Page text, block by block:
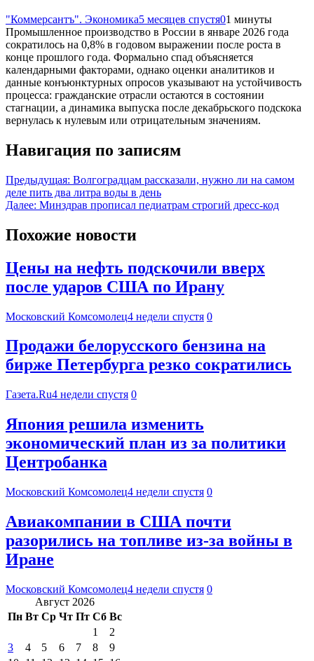
"Коммерсантъ". Экономика5 месяцев спустя01 минуты
Промышленное производство в России в январе 2026 года
сократилось на 0,8% в годовом выражении после роста в
конце прошлого года. Формально спад объясняется
календарными факторами, однако оценки аналитиков и
данные конъюнктурных опросов указывают на устойчивость
процесса: гражданские отрасли остаются в состоянии
стагнации, а динамика выпуска после декабрьского подскока
вернулась к нулевым или отрицательным значениям.
Навигация по записям
Предыдущая: Волгоградцам рассказали, нужно ли на самом
деле пить два литра воды в день
Далее: Минздрав прописал педиатрам строгий дресс-код
Похожие новости
Цены на нефть подскочили вверх
после ударов США по Ирану
Московский Комсомолец4 недели спустя 0
Продажи белорусского бензина на
бирже Петербурга резко сократились
Газета.Ru4 недели спустя 0
Япония решила изменить
экономический план из за политики
Центробанка
Московский Комсомолец4 недели спустя 0
Авиакомпании в США почти
разорились на топливе из-за войны в
Иране
Московский Комсомолец4 недели спустя 0
Август 2026
Пн Вт Ср Чт Пт Сб Вс
1
2
3
4 5 6 7 8
9